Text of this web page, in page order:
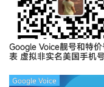
Google Voice靓号和特
表 虚拟非实名美国手机
Google Voice